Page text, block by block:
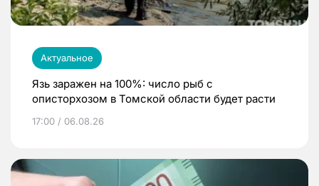
Актуальное
Язь заражен на 100%: число рыб с
описторхозом в Томской области будет расти
17:00 / 06.08.26